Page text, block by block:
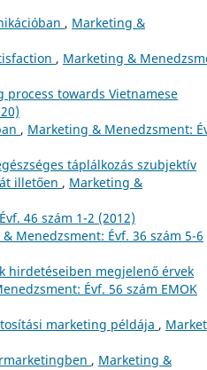
, Marketing &
, Marketing &
towards Vietnamese
, Marketing & Menedzsment:
táplálkozás szubjektív
illetően , Marketing &
46 szám 1-2 (2012)
Menedzsment: Évf. 36 szám 5-6
hirdetéseiben megjelenő érvek
Évf. 56 szám EMOK
marketing példája ,
, Marketing &